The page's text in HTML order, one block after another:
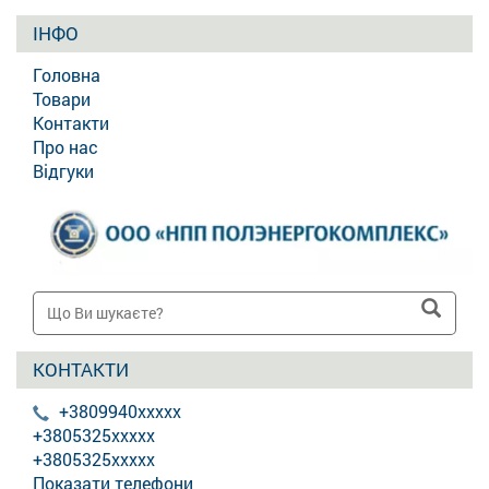
ІНФО
Головна
Товари
Контакти
Про нас
Відгуки
КОНТАКТИ
+3809940xxxxx
+3805325xxxxx
+3805325xxxxx
Показати телефони